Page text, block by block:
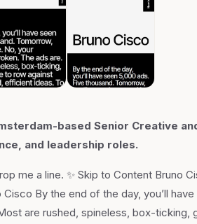
based Senior Creative
and leadership roles.
me a line. ✨ Skip to Content Bruno
By the end of the day, you’ll
are rushed, spineless, box-ticking,